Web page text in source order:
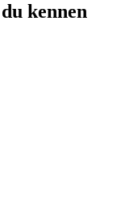
kennen